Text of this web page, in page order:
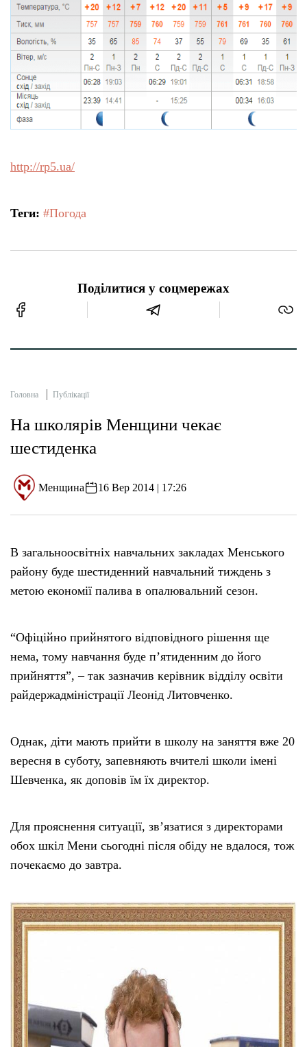
http://rp5.ua/
Теги: #Погода
Поділитися у соцмережах
Головна Публікації
На школярів Менщини чекає
шестиденка
Менщина 16 Вер 2014 | 17:26
В загальноосвітніх навчальних закладах Менського
району буде шестиденний навчальний тиждень з
метою економії палива в опалювальний сезон.
“Офіційно прийнятого відповідного рішення ще
нема, тому навчання буде п’ятиденним до його
прийняття”, – так зазначив керівник відділу освіти
райдержадміністрації Леонід Литовченко.
Однак, діти мають прийти в школу на заняття вже 20
вересня в суботу, запевняють вчителі школи імені
Шевченка, як доповів їм їх директор.
Для прояснення ситуації, зв’язатися з директорами
обох шкіл Мени сьогодні після обіду не вдалося, тож
почекаємо до завтра.